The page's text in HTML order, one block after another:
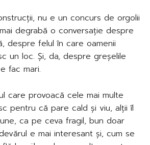
nu e un concurs de orgolii
degrabă o conversație despre
despre felul în care oamenii
un loc. Și, da, despre greșelile
fac mari.
care provoacă cele mai multe
pentru că pare cald și viu, alții îl
ca pe ceva fragil, bun doar
e mai interesant și, cum se